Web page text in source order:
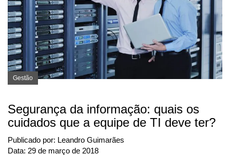
Gestão
Segurança da informação: quais os
cuidados que a equipe de TI deve ter?
Publicado por: Leandro Guimarães
Data: 29 de março de 2018